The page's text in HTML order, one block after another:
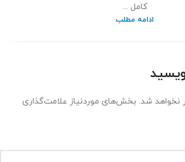
کامل ...
ادامه مطلب
نخواهد شد. بخش‌های موردنیاز علامت‌گذاری